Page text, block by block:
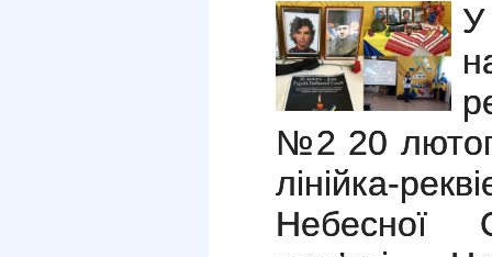
№2 20
лінійка-
Небесної